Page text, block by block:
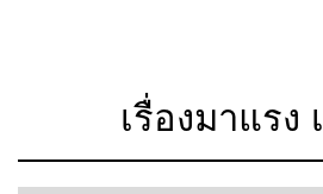
เรื่องมาแรง